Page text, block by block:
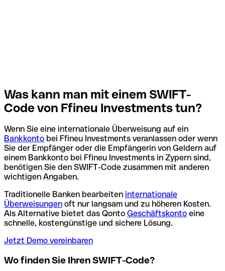
Was kann man mit einem SWIFT-
Code von Ffineu Investments tun?
Wenn Sie eine internationale Überweisung auf ein
Bankkonto bei Ffineu Investments veranlassen oder wenn
Sie der Empfänger oder die Empfängerin von Geldern auf
einem Bankkonto bei Ffineu Investments in Zypern sind,
benötigen Sie den SWIFT-Code zusammen mit anderen
wichtigen Angaben.
Traditionelle Banken bearbeiten internationale
Überweisungen oft nur langsam und zu höheren Kosten.
Als Alternative bietet das Qonto Geschäftskonto eine
schnelle, kostengünstige und sichere Lösung.
Jetzt Demo vereinbaren
Wo finden Sie Ihren SWIFT-Code?